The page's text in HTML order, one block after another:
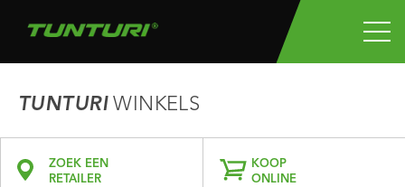
TUNTURIWINKELS
ZOEK EEN
RETAILER
KOOP
ONLINE